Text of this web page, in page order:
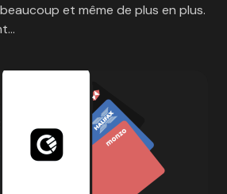
et même de plus en plus.